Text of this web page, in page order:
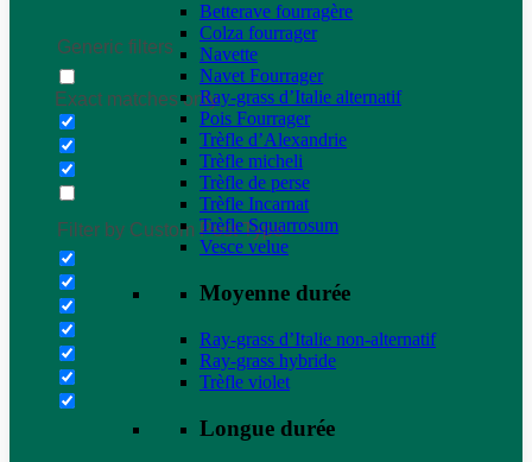
Generic filters
Exact matches only
Filter by Custom Post Type
Betterave fourragère
Colza fourrager
Navette
Navet Fourrager
Ray-grass d’Italie alternatif
Pois Fourrager
Trèfle d’Alexandrie
Trèfle micheli
Trèfle de perse
Trèfle Incarnat
Trèfle Squarrosum
Vesce velue
Moyenne durée
Ray-grass d’Italie non-alternatif
Ray-grass hybride
Trèfle violet
Longue durée